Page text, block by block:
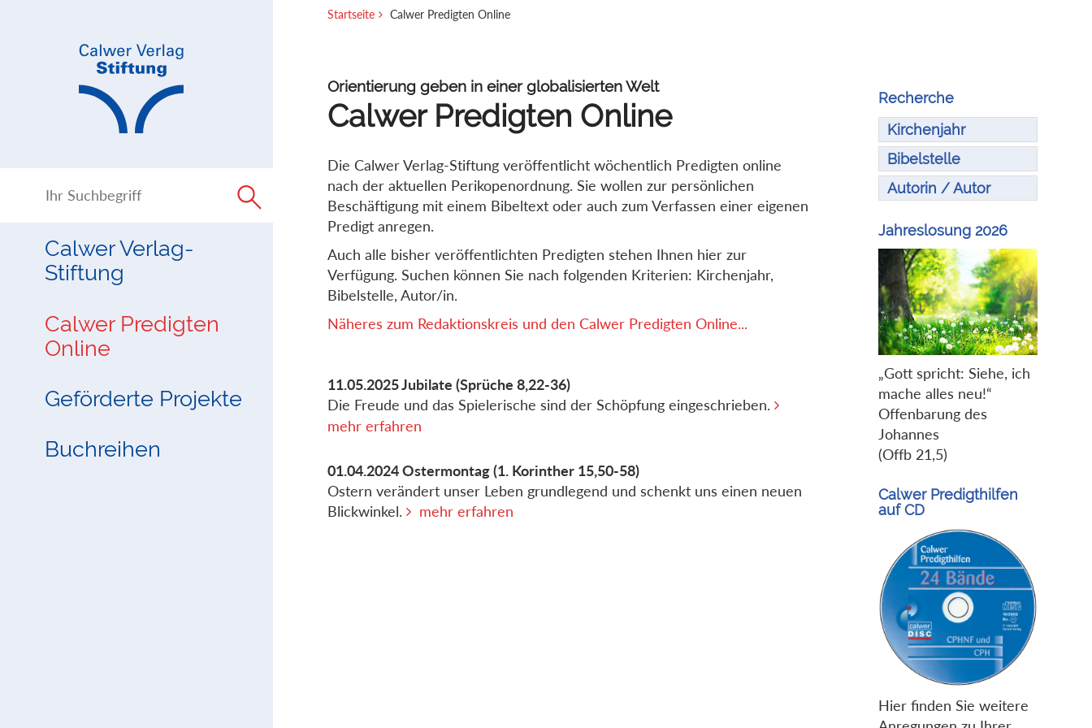
Calwer Verlag-
Stiftung
Calwer Predigten
Online
Geförderte Projekte
Buchreihen
Startseite Calwer Predigten Online
Orientierung geben in einer globalisierten Welt
Calwer Predigten Online
Die Calwer Verlag-Stiftung veröffentlicht wöchentlich Predigten online
nach der aktuellen Perikopenordnung. Sie wollen zur persönlichen
Beschäftigung mit einem Bibeltext oder auch zum Verfassen einer eigenen
Predigt anregen.
Auch alle bisher veröffentlichten Predigten stehen Ihnen hier zur
Verfügung. Suchen können Sie nach folgenden Kriterien: Kirchenjahr,
Bibelstelle, Autor/in.
Näheres zum Redaktionskreis und den Calwer Predigten Online...
11.05.2025Jubilate (Sprüche 8,22-36)
Die Freude und das Spielerische sind der Schöpfung eingeschrieben.
mehr erfahren
01.04.2024Ostermontag(1. Korinther 15,50-58)
Ostern verändert unser Leben grundlegend und schenkt uns einen neuen
Blickwinkel.
mehr erfahren
Recherche
Kirchenjahr
Bibelstelle
Autorin / Autor
Jahreslosung 2026
„Gott spricht: Siehe, ich
mache alles neu!“
Offenbarung des
Johannes
(Offb 21,5)
Calwer Predigthilfen
auf CD
Hier finden Sie weitere